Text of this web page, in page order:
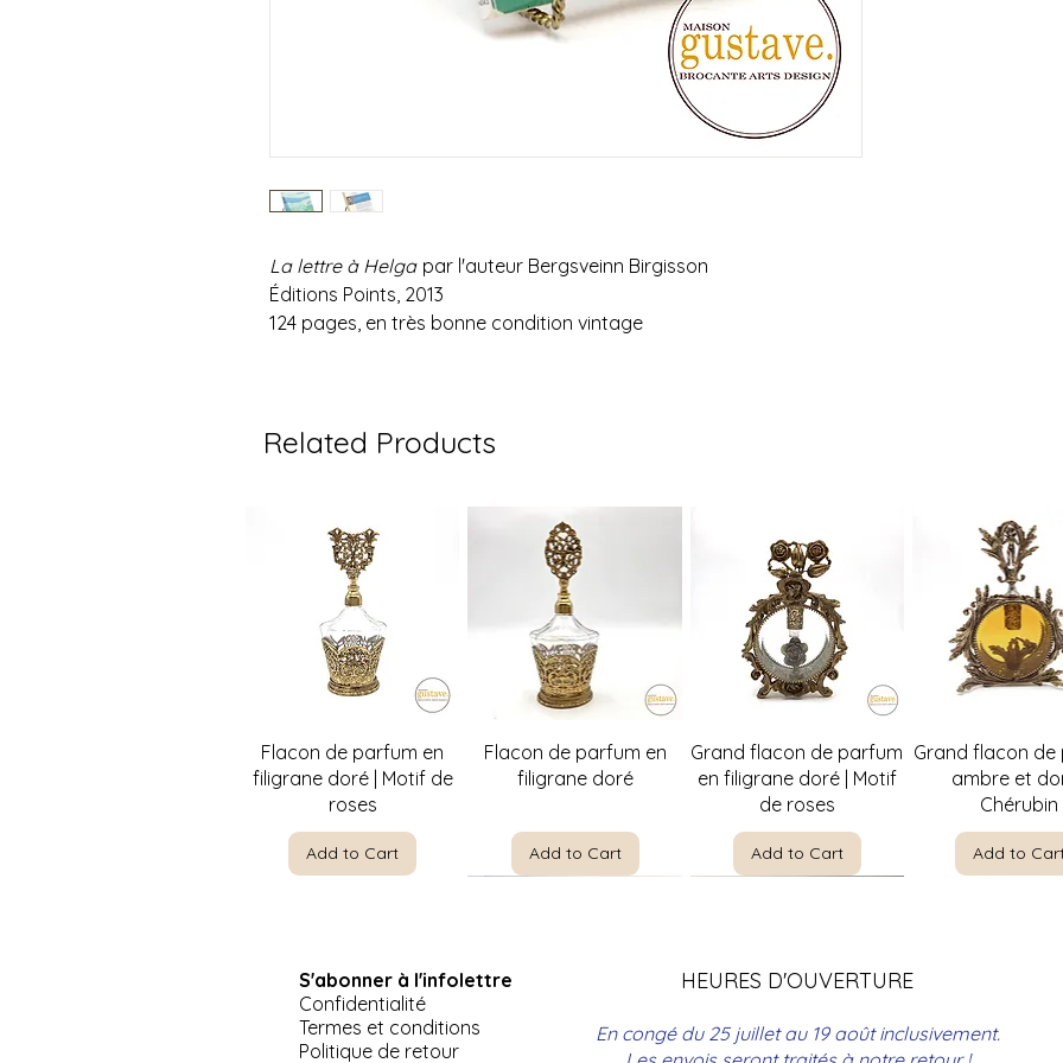
La lettre à Helga par l'auteur Bergsveinn Birgisson
Éditions Points, 2013
124 pages, en très bonne condition vintage
Related Products
Quick View
Flacon de parfum en
filigrane doré | Motif de
roses
Add to Cart
Quick View
Flacon de parfum en
filigrane doré
Add to Cart
Quick View
Grand flacon de parfum
en filigrane doré | Motif
de roses
Add to Cart
Quick
Grand flacon de
ambre et
Chérubin
Add to
S'abonner à l'infolettre
Confidentialité
Termes et conditions
Politique de retour
HEURES D'OUVERTURE
En congé du 25 juillet au 19 août inclusivement.